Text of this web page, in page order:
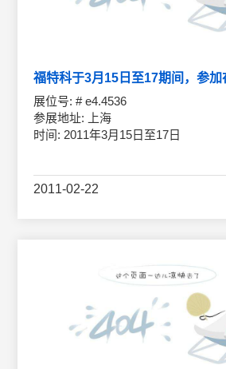
展位号: # e4.4536
参展地址: 上海
时间: 2011年3月15日至17日
2011-02-22